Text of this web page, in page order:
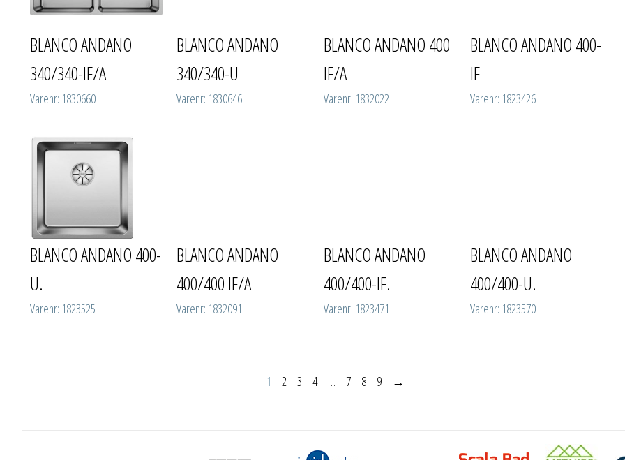
BLANCO ANDANO
340/340-IF/A
Varenr: 1830660
BLANCO ANDANO
340/340-U
Varenr: 1830646
BLANCO ANDANO 400
IF/A
Varenr: 1832022
BLANCO ANDANO 400-
IF
Varenr: 1823426
BLANCO ANDANO 400-
U.
Varenr: 1823525
BLANCO ANDANO
400/400 IF/A
Varenr: 1832091
BLANCO ANDANO
400/400-IF.
Varenr: 1823471
BLANCO ANDANO
400/400-U.
Varenr: 1823570
1 2 3 4 … 7 8 9 →